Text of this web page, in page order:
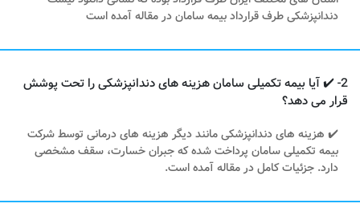
دندانپزشکی طرف قرارداد بیمه سامان در مقاله آمده است
2- ✔️ آیا بیمه تکمیلی سامان هزینه های دندانپزشکی را تحت پوشش
قرار می دهد؟
✔️ هزینه های دندانپزشکی مانند دیگر هزینه های درمانی توسط شرکت
بیمه تکمیلی سامان پرداخت شده که جبران خسارت، سقف مشخصی
دارد. جزئیات کامل در مقاله آمده است.